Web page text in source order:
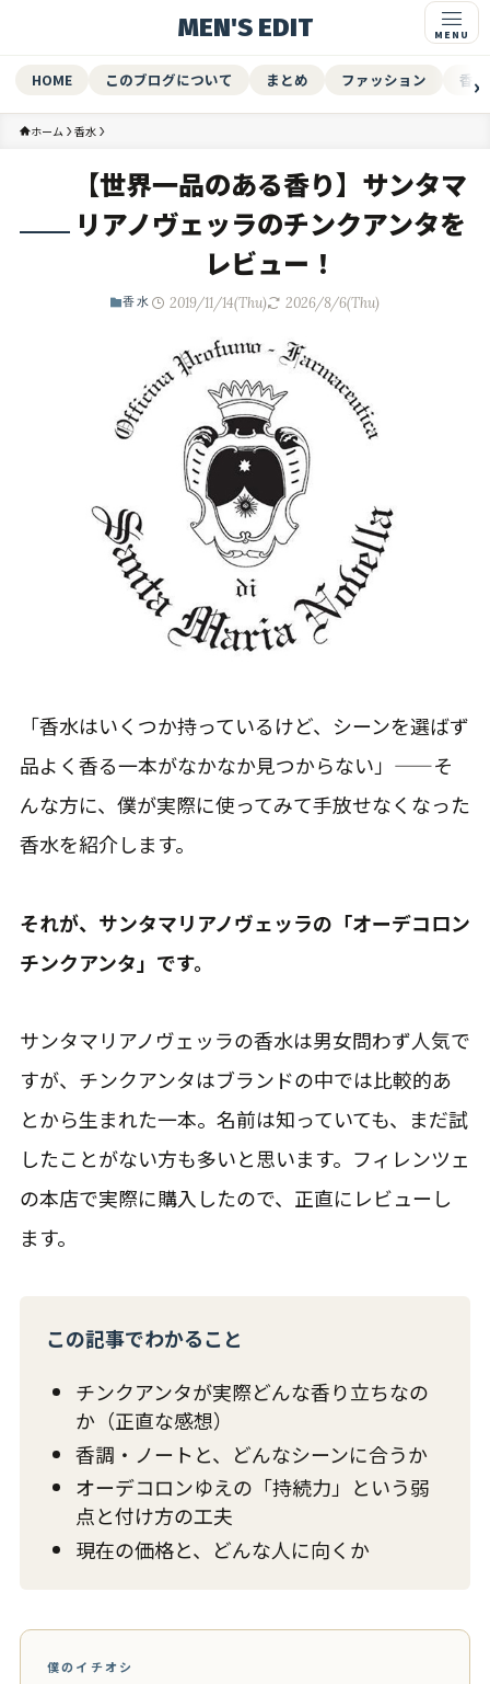
MEN'S EDIT
HOME このブログについて まとめ ファッション 香水
ホーム 香水
【世界一品のある香り】サンタマ
リアノヴェッラのチンクアンタを
レビュー！
香水 2019/11/14(Thu) 2026/8/6(Thu)
「香水はいくつか持っているけど、シーンを選ばず
品よく香る一本がなかなか見つからない」——そ
んな方に、僕が実際に使ってみて手放せなくなった
香水を紹介します。
それが、サンタマリアノヴェッラの「オーデコロン
チンクアンタ」です。
サンタマリアノヴェッラの香水は男女問わず人気で
すが、チンクアンタはブランドの中では比較的あ
とから生まれた一本。名前は知っていても、まだ試
したことがない方も多いと思います。フィレンツェ
の本店で実際に購入したので、正直にレビューし
ます。
この記事でわかること
チンクアンタが実際どんな香り立ちなの
か（正直な感想）
香調・ノートと、どんなシーンに合うか
オーデコロンゆえの「持続力」という弱
点と付け方の工夫
現在の価格と、どんな人に向くか
僕のイチオシ